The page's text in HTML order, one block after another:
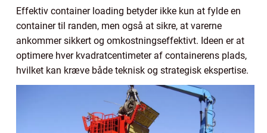
Effektiv container loading betyder ikke kun at fylde en
container til randen, men også at sikre, at varerne
ankommer sikkert og omkostningseffektivt. Ideen er at
optimere hver kvadratcentimeter af containerens plads,
hvilket kan kræve både teknisk og strategisk ekspertise.